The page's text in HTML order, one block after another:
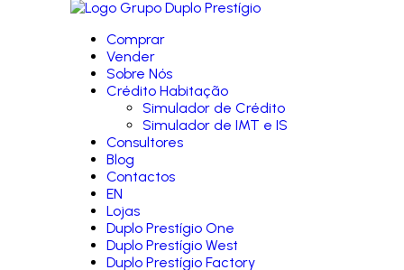
Comprar
Vender
Sobre Nós
Crédito Habitação
Simulador de Crédito
Simulador de IMT e IS
Consultores
Blog
Contactos
EN
Lojas
Duplo Prestígio One
Duplo Prestígio West
Duplo Prestígio Factory